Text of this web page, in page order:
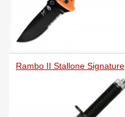
Rambo II Stallone Signature